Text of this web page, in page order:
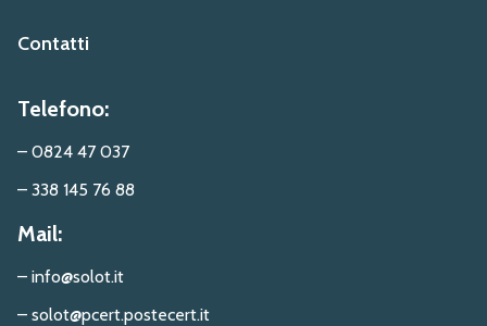
Contatti
Telefono:
– 0824 47 037
– 338 145 76 88
Mail:
– info@solot.it
– solot@pcert.postecert.it